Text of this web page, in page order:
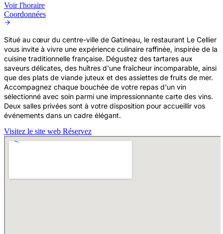
Voir l'horaire
Coordonnées
Situé au cœur du centre-ville de Gatineau, le restaurant Le Cellier
vous invite à vivre une expérience culinaire raffinée, inspirée de la
cuisine traditionnelle française. Dégustez des tartares aux
saveurs délicates, des huîtres d'une fraîcheur incomparable, ainsi
que des plats de viande juteux et des assiettes de fruits de mer.
Accompagnez chaque bouchée de votre repas d'un vin
sélectionné avec soin parmi une impressionnante carte des vins.
Deux salles privées sont à votre disposition pour accueillir vos
événements dans un cadre élégant.
Visitez le site web Réservez